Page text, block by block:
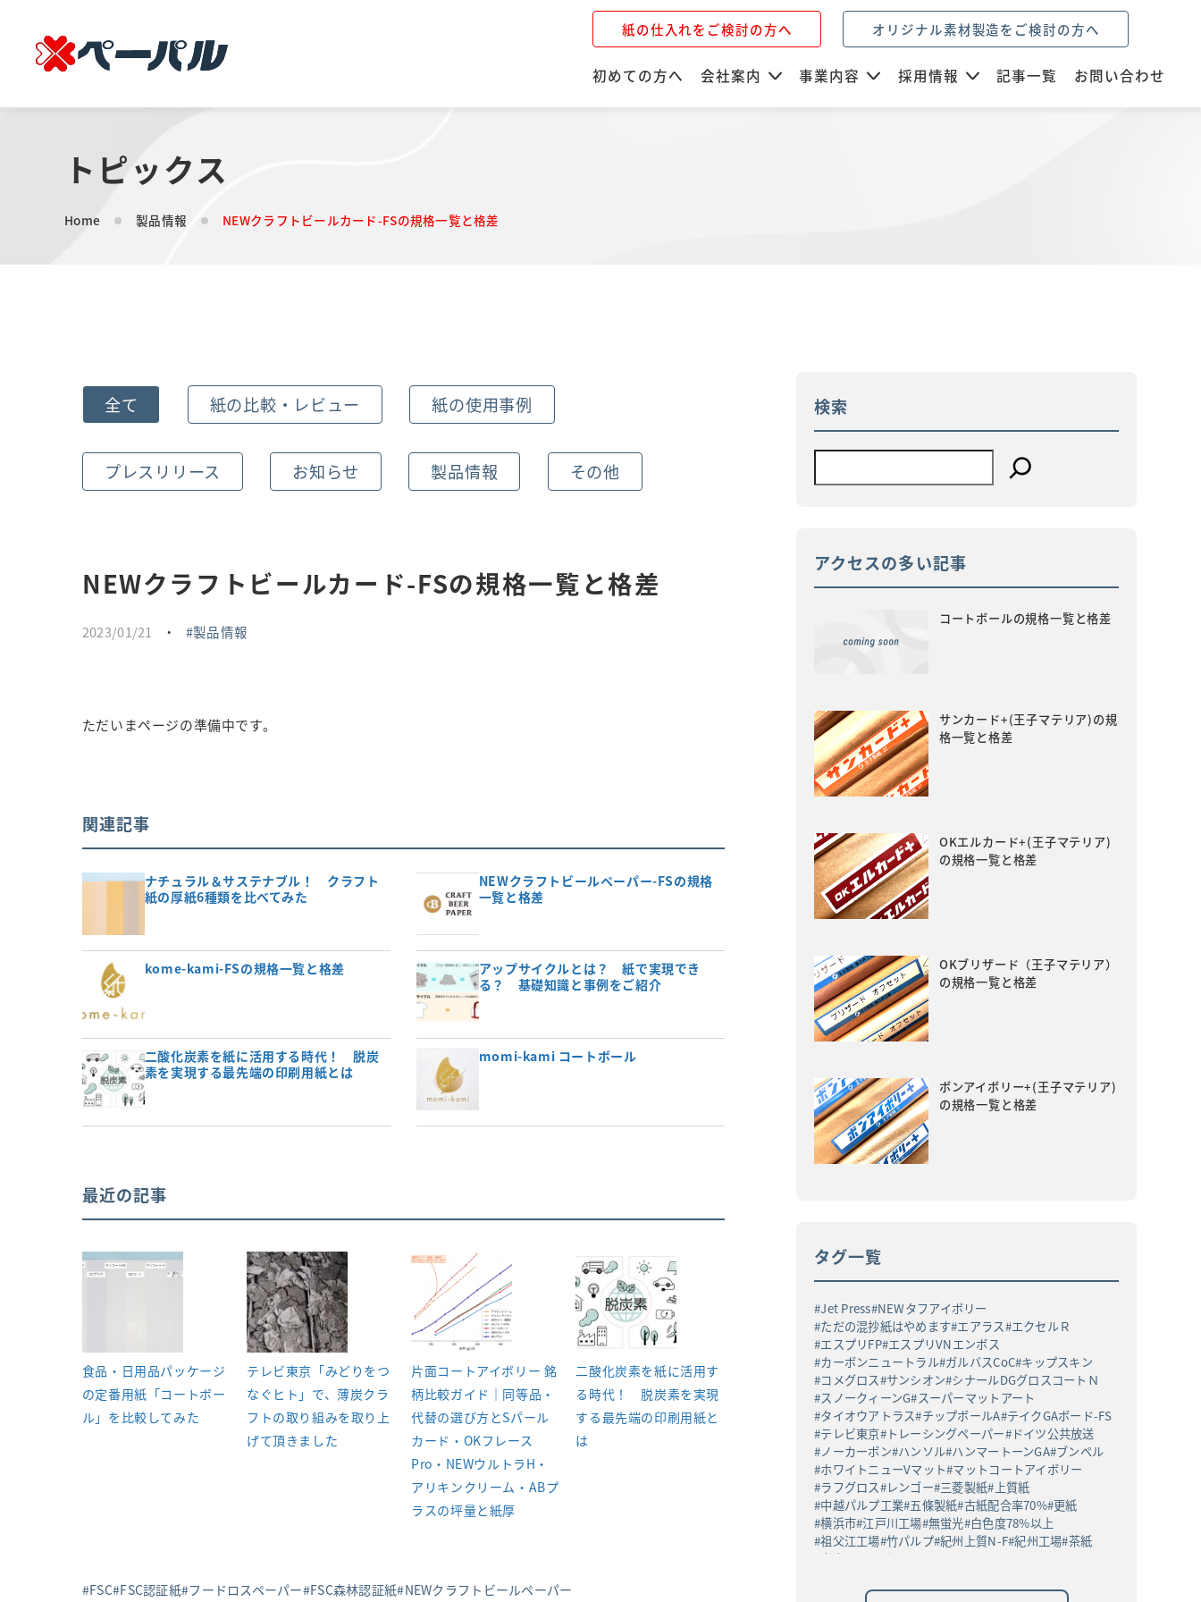
紙の仕入れをご検討の方へ オリジナル素材製造をご検討の方へ
初めての方へ 会社案内 事業内容 採用情報 記事一覧 お問い合わせ
トピックス
Home 製品情報 NEWクラフトビールカード-FSの規格一覧と格差
全て 紙の比較・レビュー 紙の使用事例
プレスリリース お知らせ 製品情報 その他
NEWクラフトビールカード-FSの規格一覧と格差
2023/01/21 ・ 製品情報
ただいまページの準備中です。
関連記事
ナチュラル＆サステナブル！ クラフト
紙の厚紙6種類を比べてみた
NEWクラフトビールペーパー-FSの規格
一覧と格差
kome-kami-FSの規格一覧と格差
アップサイクルとは？ 紙で実現でき
る？ 基礎知識と事例をご紹介
二酸化炭素を紙に活用する時代！ 脱炭
素を実現する最先端の印刷用紙とは
momi-kami コートボール
最近の記事
食品・日用品パッケージ
の定番用紙「コートボー
ル」を比較してみた
テレビ東京「みどりをつ
なぐヒト」で、薄炭クラ
フトの取り組みを取り上
げて頂きました
片面コートアイボリー 銘
柄比較ガイド｜同等品・
代替の選び方とSパール
カード・OKフレース
Pro・NEWウルトラH・
アリキンクリーム・ABプ
ラスの坪量と紙厚
二酸化炭素を紙に活用す
る時代！ 脱炭素を実現
する最先端の印刷用紙と
は
FSC FSC認証紙 フードロスペーパー FSC森林認証紙 NEWクラフトビールペーパー
検索
アクセスの多い記事
コートボールの規格一覧と格差
サンカード+(王子マテリア)の規
格一覧と格差
OKエルカード+(王子マテリア)
の規格一覧と格差
OKブリザード（王子マテリア）
の規格一覧と格差
ボンアイボリー+(王子マテリア)
の規格一覧と格差
タグ一覧
Jet Press NEWタフアイボリー
ただの混抄紙はやめます エアラス エクセルＲ
エスプリFP エスプリVNエンボス
カーボンニュートラル ガルバスCoC キップスキン
コメグロス サンシオン シナールDGグロスコートＮ
スノークィーンG スーパーマットアート
タイオウアトラス チップボールA テイクGAボード-FS
テレビ東京 トレーシングペーパー ドイツ公共放送
ノーカーボン ハンソル ハンマートーンGA ブンペル
ホワイトニューVマット マットコートアイボリー
ラフグロス レンゴー 三菱製紙
上質紙
中越パルプ工業 五條製紙 古紙配合率70% 更紙
横浜市 江戸川工場 無蛍光 白色度78%以上
祖父江工場 竹パルプ 紀州上質N-F 紀州工場 茶紙
高白ラフバガス